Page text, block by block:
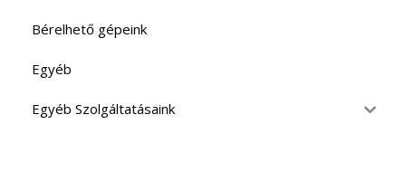
Bérelhető gépeink
Egyéb
Egyéb Szolgáltatásaink